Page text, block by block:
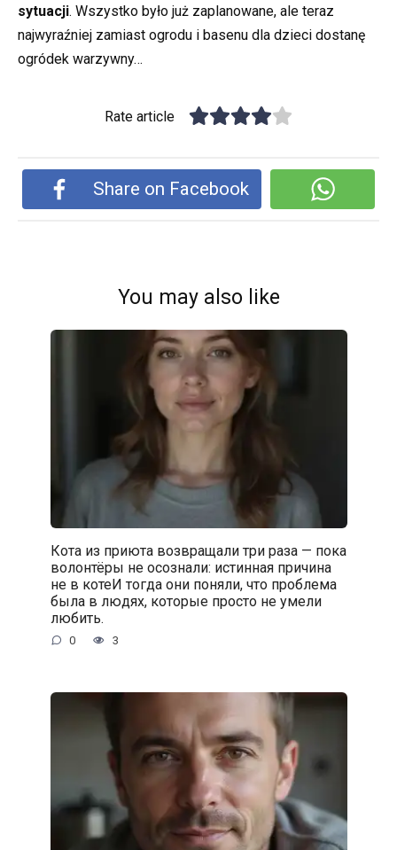
sytuacji. Wszystko było już zaplanowane, ale teraz
najwyraźniej zamiast ogrodu i basenu dla dzieci dostanę
ogródek warzywny…
Rate article
Share on Facebook
You may also like
Кота из приюта возвращали три раза — пока
волонтёры не осознали: истинная причина
не в котеИ тогда они поняли, что проблема
была в людях, которые просто не умели
любить.
0 3